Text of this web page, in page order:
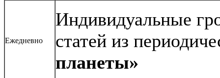
Ежедневно
Индивидуальные
статей из
планеты»